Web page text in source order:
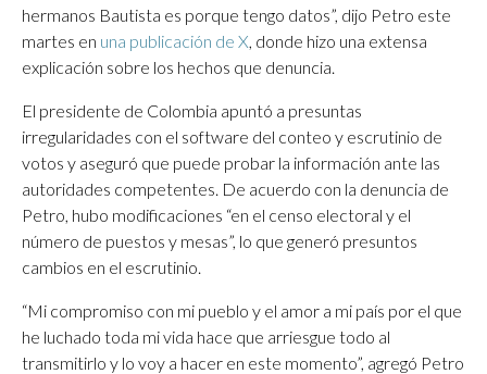
hermanos Bautista es porque tengo datos”, dijo Petro este
martes en una publicación de X, donde hizo una extensa
explicación sobre los hechos que denuncia.
El presidente de Colombia apuntó a presuntas
irregularidades con el software del conteo y escrutinio de
votos y aseguró que puede probar la información ante las
autoridades competentes. De acuerdo con la denuncia de
Petro, hubo modificaciones “en el censo electoral y el
número de puestos y mesas”, lo que generó presuntos
cambios en el escrutinio.
“Mi compromiso con mi pueblo y el amor a mi país por el que
he luchado toda mi vida hace que arriesgue todo al
transmitirlo y lo voy a hacer en este momento”, agregó Petro